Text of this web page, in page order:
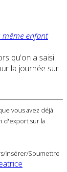
même enfant
qu'on a saisi
la journée sur
vous avez déjà
d'export sur la
Insérer/Soumettre